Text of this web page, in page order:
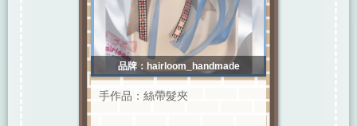
品牌：hairloom_handmade
手作品：絲帶髮夾